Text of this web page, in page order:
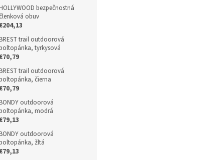
bezpečnostná
členková obuv
trail outdoorová
tyrkysová
trail outdoorová
čierna
outdoorová
modrá
outdoorová
žltá